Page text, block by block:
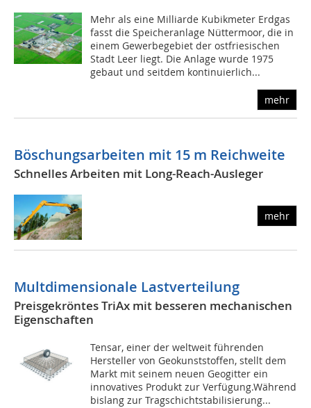
Mehr als eine Milliarde Kubikmeter Erdgas
fasst die Speicheranlage Nüttermoor, die in
einem Gewerbegebiet der ostfriesischen
Stadt Leer liegt. Die Anlage wurde 1975
gebaut und seitdem kontinuierlich...
mehr
Böschungsarbeiten mit 15 m Reichweite
Schnelles Arbeiten mit Long-Reach-Ausleger
mehr
Multdimensionale Lastverteilung
Preisgekröntes TriAx mit besseren mechanischen
Eigenschaften
Tensar, einer der weltweit führenden
Hersteller von Geokunststoffen, stellt dem
Markt mit seinem neuen Geogitter ein
innovatives Produkt zur Verfügung.Während
bislang zur Tragschichtstabilisierung...